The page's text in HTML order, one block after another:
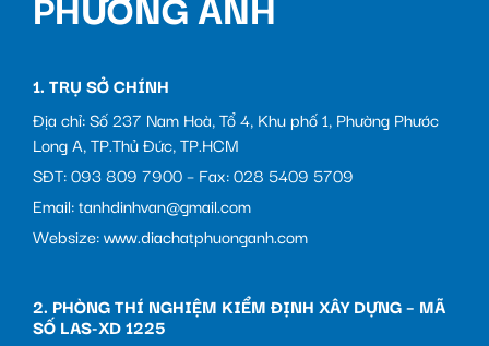
1. TRỤ SỞ CHÍNH
Địa chỉ: Số 237 Nam Hoà, Tổ 4, Khu phố 1, Phường Phước
Long A, TP.Thủ Đức, TP.HCM
SĐT: 093 809 7900 – Fax: 028 5409 5709
Email: tanhdinhvan@gmail.com
Websize: www.diachatphuonganh.com
2. PHÒNG THÍ NGHIỆM KIỂM ĐỊNH XÂY DỰNG – MÃ
SỐ LAS-XD 1225